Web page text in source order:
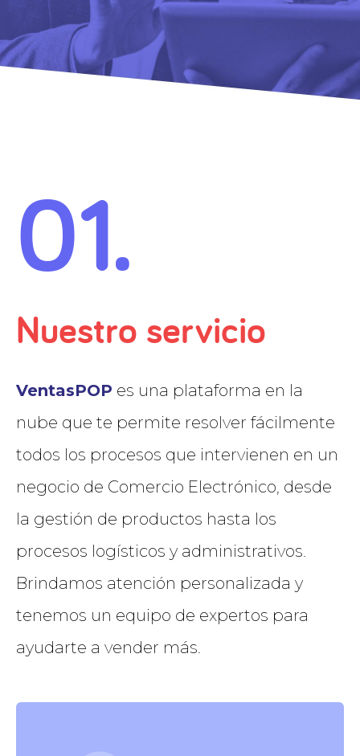
01.
Nuestro servicio
VentasPOP es una plataforma en la
nube que te permite resolver fácilmente
todos los procesos que intervienen en un
negocio de Comercio Electrónico, desde
la gestión de productos hasta los
procesos logísticos y administrativos.
Brindamos atención personalizada y
tenemos un equipo de expertos para
ayudarte a vender más.